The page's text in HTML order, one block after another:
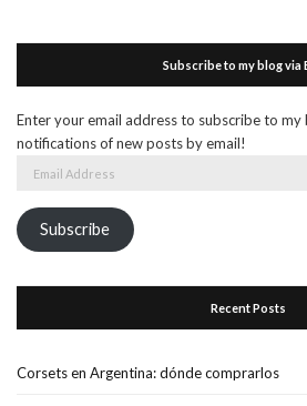
Subscribe to my blog via
Enter your email address to subscribe to my
notifications of new posts by email!
Subscribe
Recent Posts
Corsets en Argentina: dónde comprarlos